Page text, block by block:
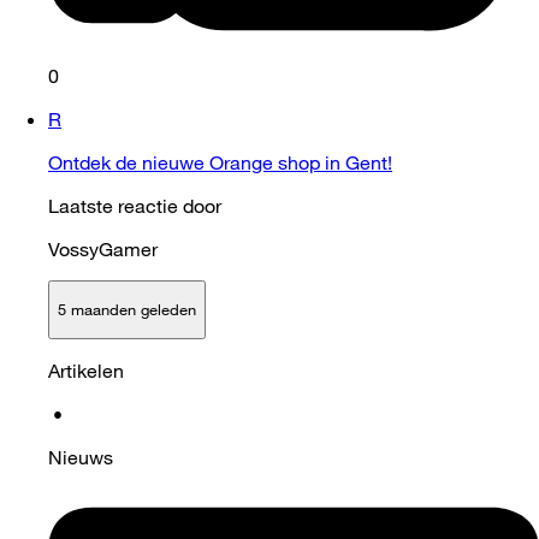
0
R
Ontdek de nieuwe Orange shop in Gent!
Laatste reactie door
VossyGamer
5 maanden geleden
Artikelen
•
Nieuws